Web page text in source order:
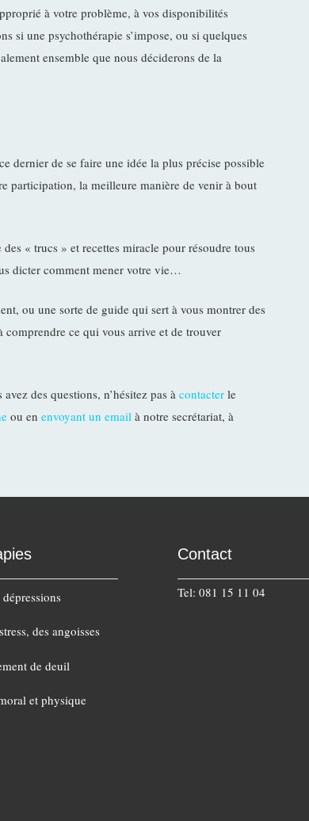
à votre problème, à vos disponibilités
si une psychothérapie s’impose, ou si quelques
ensemble que nous déciderons de la
dernier de se faire une idée la plus précise possible
participation, la meilleure manière de venir à bout
« trucs » et recettes miracle pour résoudre tous
dicter comment mener votre vie…
ou une sorte de guide qui sert à vous montrer des
comprendre ce qui vous arrive et de trouver
des questions, n’hésitez pas à contacter le
ou en envoyant un email à notre secrétariat, à
des angoisses
de deuil
et physique
Contact
Tel: 081 15 11 04